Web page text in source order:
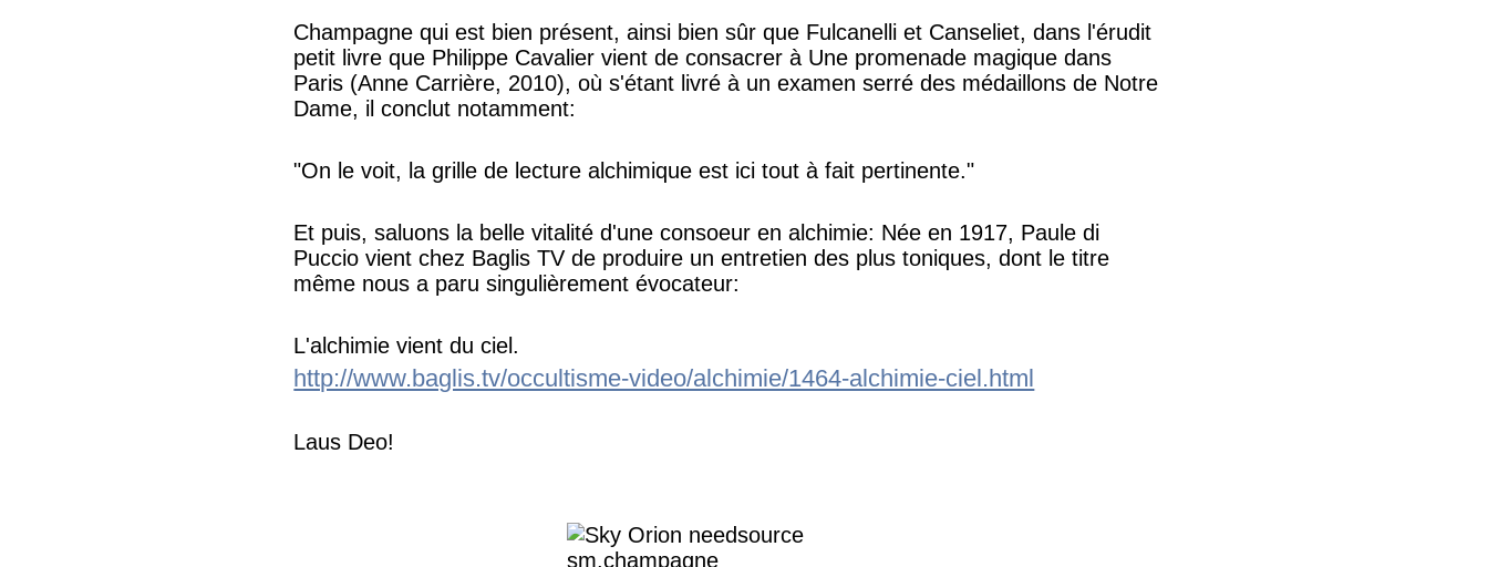
Champagne qui est bien présent, ainsi bien sûr que Fulcanelli et Canseliet, dans l'érudit
petit livre que Philippe Cavalier vient de consacrer à Une promenade magique dans
Paris (Anne Carrière, 2010), où s'étant livré à un examen serré des médaillons de Notre
Dame, il conclut notamment:
"On le voit, la grille de lecture alchimique est ici tout à fait pertinente."
Et puis, saluons la belle vitalité d'une consoeur en alchimie: Née en 1917, Paule di
Puccio vient chez Baglis TV de produire un entretien des plus toniques, dont le titre
même nous a paru singulièrement évocateur:
L'alchimie vient du ciel.
http://www.baglis.tv/occultisme-video/alchimie/1464-alchimie-ciel.html
Laus Deo!